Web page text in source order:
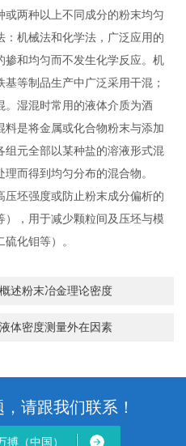
两种以上不同成分的粉末均匀
机械法和化学法，广泛应用的
掺和均匀而不发生化学反应。机
等制品生产中广泛采用干混；
。湿混时常用的液体介质为酒
是将金属或化合物粉末与添加
组元全部以某种盐的溶液形式混
而得到均匀分布的混合物。
坯强度或防止粉末成分偏析的
），用于减少颗粒间及压坯与模
化钼等）。
述粉末冶金理论密度
体密度测量外在因素
请跟我们联系！
搏（中国）